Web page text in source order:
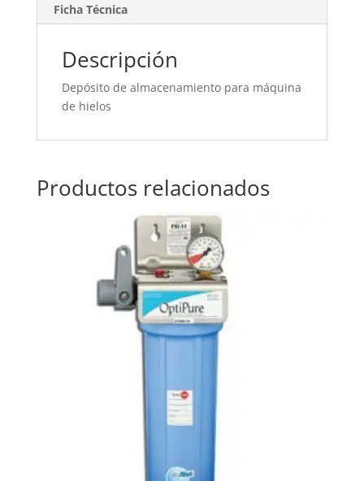
Ficha Técnica
Descripción
Depósito de almacenamiento para máquina
de hielos
Productos relacionados